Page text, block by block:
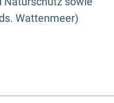
Wattenmeer)